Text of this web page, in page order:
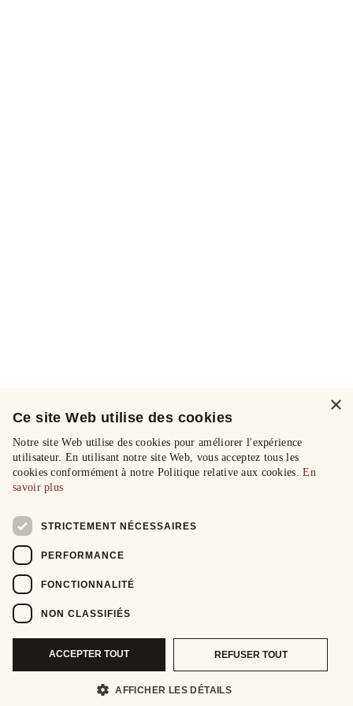
×
Ce site Web utilise des cookies
Notre site Web utilise des cookies pour améliorer l'expérience
utilisateur. En utilisant notre site Web, vous acceptez tous les
cookies conformément à notre Politique relative aux cookies.En
savoir plus
STRICTEMENT NÉCESSAIRES
PERFORMANCE
FONCTIONNALITÉ
NON CLASSIFIÉS
ACCEPTER TOUT REFUSER TOUT
AFFICHER LES DÉTAILS